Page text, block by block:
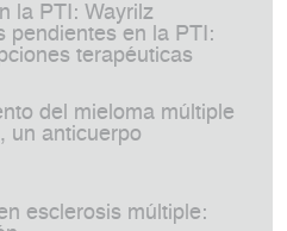
la PTI: Wayrilz
pendientes en la PTI:
terapéuticas
del mieloma múltiple
un anticuerpo
esclerosis múltiple: